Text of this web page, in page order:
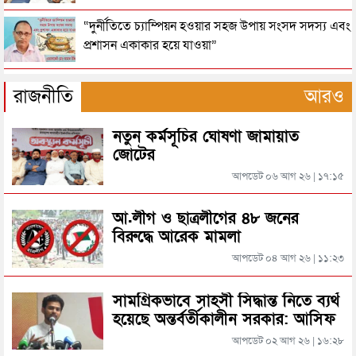
ছেলের ছুরি কাঘাতে বাবা-মা খুন
মহিলা আওয়ামী লীগ নেত্রী শিলার মরদেহ উদ্ধার
বিছানায় পড়েছিল গৃহবধূর লাশ, স্বামী-সন্তান উধাও
মাদ্রাসাছাত্রীকে ধর্ষণ, ১ জনের মৃত্যুদণ্ড
স্ত্রীকে হত্যার দায়ে স্বামীর যাব জ্জীবন
স্বামীকে তালাক দিয়ে প্রেমিককে বিয়ে, স্ত্রীর স্বীকৃতি চেয়ে
অনশন
সাবেক স্পিকার জমির উদ্দিন সরকার মারা গেছেন
“দুর্নীতিতে চ্যাম্পিয়ন হওয়ার সহজ উপায় সংসদ সদস্য এবং
প্রশাসন একাকার হয়ে যাওয়া”
রাষ্ট্রপতি নির্বাচনের তারিখ ঘোষণা
সিলেটে ফাহিমা ধর্ষণচেষ্টা ও হত্যা মামলায় জাকিরের
মৃত্যুদণ্ড
রাজধানীর মাদারটেক থেকে তরুণীর খণ্ডিত মাথা ও দুই হাত
উদ্ধার
দিল্লিতে শেখ হাসিনার বক্তব্য দেওয়া নিয়ে পররাষ্ট্র
মন্ত্রণালয়ের ক্ষোভ
রাজনীতি আরও
নতুন কর্মসূচির ঘোষণা জামায়াত
জোটের
আপডেট ০৬ আগ ২৬ | ১৭:১৫
আ.লীগ ও ছাত্রলীগের ৪৮ জনের
বিরুদ্ধে আরেক মামলা
আপডেট ০৪ আগ ২৬ | ১১:২৩
সামগ্রিকভাবে সাহসী সিদ্ধান্ত নিতে ব্যর্থ
হয়েছে অন্তর্বর্তীকালীন সরকার: আসিফ
আপডেট ০২ আগ ২৬ | ১৬:২৮